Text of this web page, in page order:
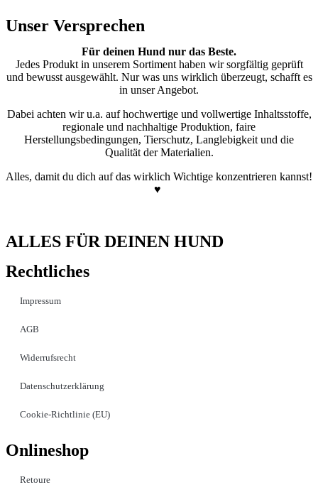
Unser Versprechen
Für deinen Hund nur das Beste.
Jedes Produkt in unserem Sortiment haben wir sorgfältig geprüft
und bewusst ausgewählt. Nur was uns wirklich überzeugt, schafft es
in unser Angebot.
Dabei achten wir u.a. auf hochwertige und vollwertige Inhaltsstoffe,
regionale und nachhaltige Produktion, faire
Herstellungsbedingungen, Tierschutz, Langlebigkeit und die
Qualität der Materialien.
Alles, damit du dich auf das wirklich Wichtige konzentrieren kannst!
♥
ALLES FÜR DEINEN HUND
Rechtliches
Impressum
AGB
Widerrufsrecht
Datenschutzerklärung
Cookie-Richtlinie (EU)
Onlineshop
Retoure